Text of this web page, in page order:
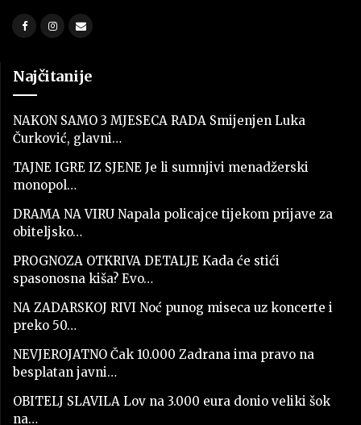
Najčitanije
NAKON SAMO 3 MJESECA RADA Smijenjen Luka
Čurković, glavni…
TAJNE IGRE IZ SJENE Je li sumnjivi menadžerski
monopol…
DRAMA NA VIRU Napala policajce tijekom prijave za
obiteljsko…
PROGNOZA OTKRIVA DETALJE Kada će stići
spasonosna kiša? Evo…
NA ZADARSKOJ RIVI Noć punog miseca uz koncerte i
preko 50…
NEVJEROJATNO Čak 10.000 Zadrana ima pravo na
besplatan javni…
OBITELJ SLAVILA Lov na 3.000 eura donio veliki šok
na…